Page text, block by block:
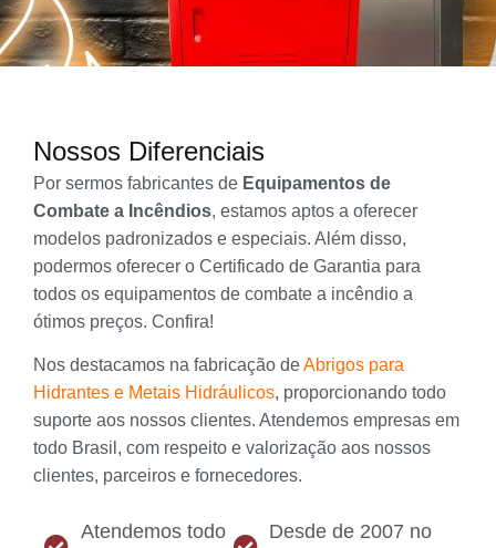
Nossos Diferenciais
Por sermos fabricantes de Equipamentos de
Combate a Incêndios, estamos aptos a oferecer
modelos padronizados e especiais. Além disso,
podermos oferecer o Certificado de Garantia para
todos os equipamentos de combate a incêndio a
ótimos preços. Confira!
Nos destacamos na fabricação deAbrigos para
Hidrantes e Metais Hidráulicos, proporcionando todo
suporte aos nossos clientes. Atendemos empresas em
todo Brasil, com respeito e valorização aos nossos
clientes, parceiros e fornecedores.
Atendemos todo
Desde de 2007 no